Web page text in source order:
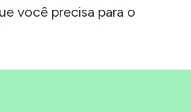
você precisa para o